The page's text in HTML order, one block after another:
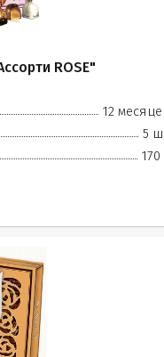
ROSE"
12
5
170